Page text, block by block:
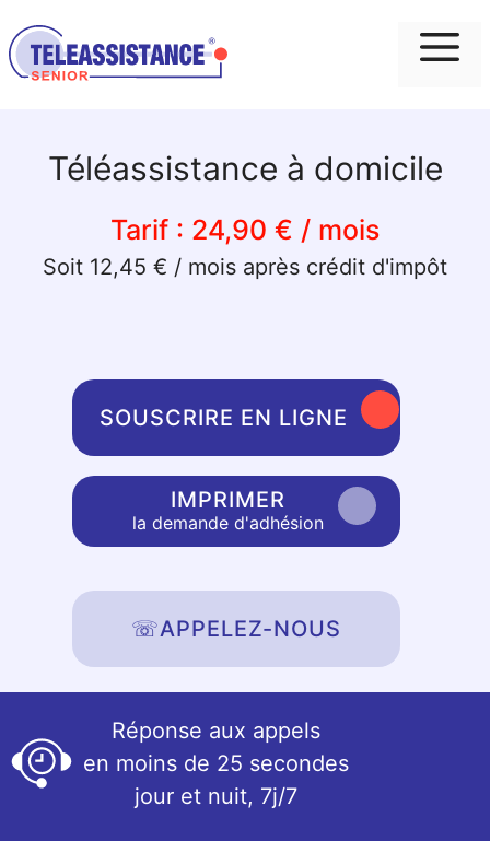
Téléassistance à domicile
Tarif : 24,90 € / mois
Soit 12,45 € / mois après crédit d'impôt
SOUSCRIRE EN LIGNE
IMPRIMER
la demande d'adhésion
☏APPELEZ-NOUS
Réponse aux appels
en moins de 25 secondes
jour et nuit, 7j/7